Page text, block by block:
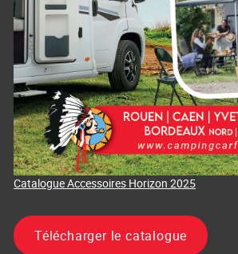
Catalogue Accessoires Horizon 2025
Télécharger le catalogue